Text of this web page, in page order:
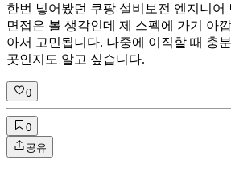
한번 넣어봤던 쿠팡 설비보전 엔지니어
면접은 볼 생각인데 제 스펙에 가기 아
아서 고민됩니다. 나중에 이직할 때 충
곳인지도 알고 싶습니다.
0
0
공유